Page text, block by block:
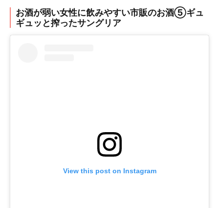
お酒が弱い女性に飲みやすい市販のお酒⑤ギュ
ギュッと搾ったサングリア
View this post on Instagram